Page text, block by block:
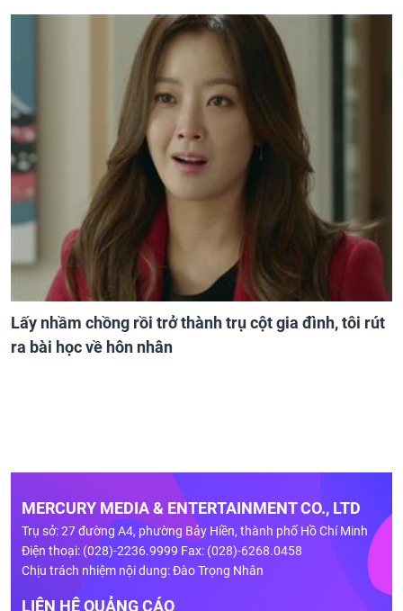
Lấy nhầm chồng rồi trở thành trụ cột gia đình, tôi rút
ra bài học về hôn nhân
MERCURY MEDIA & ENTERTAINMENT CO., LTD
Trụ sở: 27 đường A4, phường Bảy Hiền, thành phố Hồ Chí Minh
Điện thoại: (028)-2236.9999 Fax: (028)-6268.0458
Chịu trách nhiệm nội dung: Đào Trọng Nhân
LIÊN HỆ QUẢNG CÁO